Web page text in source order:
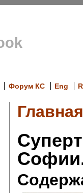
Форум КС Eng
Главная